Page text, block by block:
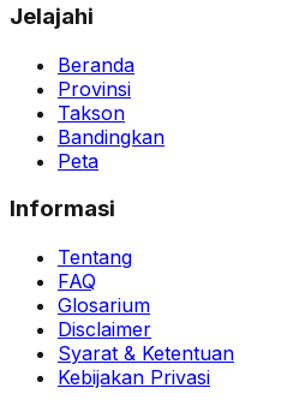
Jelajahi
Beranda
Provinsi
Takson
Bandingkan
Peta
Informasi
Tentang
FAQ
Glosarium
Disclaimer
Syarat & Ketentuan
Kebijakan Privasi